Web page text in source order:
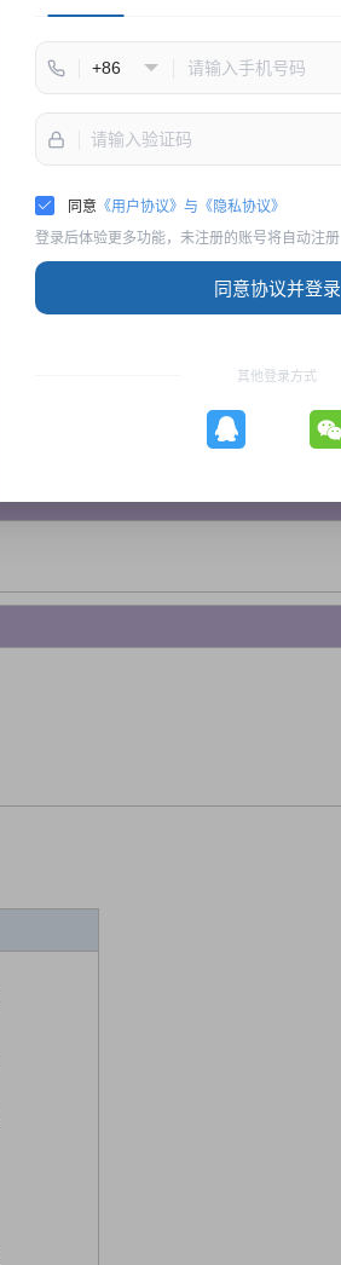
同意 《用户协议》与《隐私协议》
登录后体验更多功能，未注册的账号将自动注册
同意协议并登录
其他登录方式
Pavel Loskot 副教授